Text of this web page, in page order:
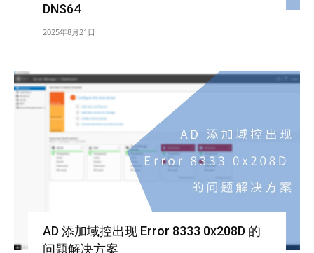
DNS64
2025年8月21日
AD 添加域控出现 Error 8333 0x208D 的
问题解决方案